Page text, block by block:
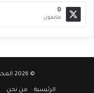
0
متابعون
© 2026 المحور نيوز |
الرئيسية من نحن